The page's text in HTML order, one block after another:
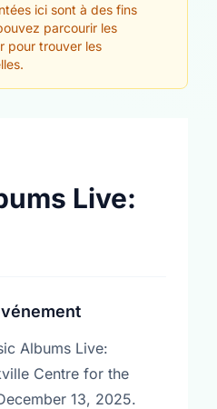
ici sont à des fins
parcourir les
pour trouver les
Live:
Albums Live:
Centre for the
13, 2025.